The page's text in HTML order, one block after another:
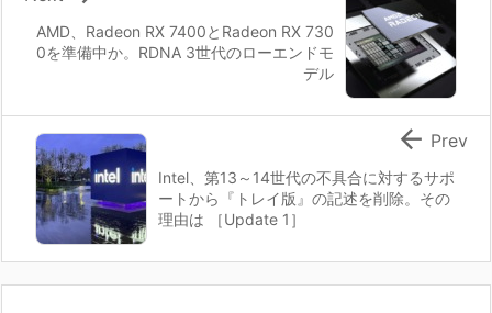
AMD、Radeon RX 7400とRadeon RX 730
0を準備中か。RDNA 3世代のローエンドモ
デル
Intel、第13～14世代の不具合に対するサポ
ートから『トレイ版』の記述を削除。その
理由は ［Update 1］
 Prev